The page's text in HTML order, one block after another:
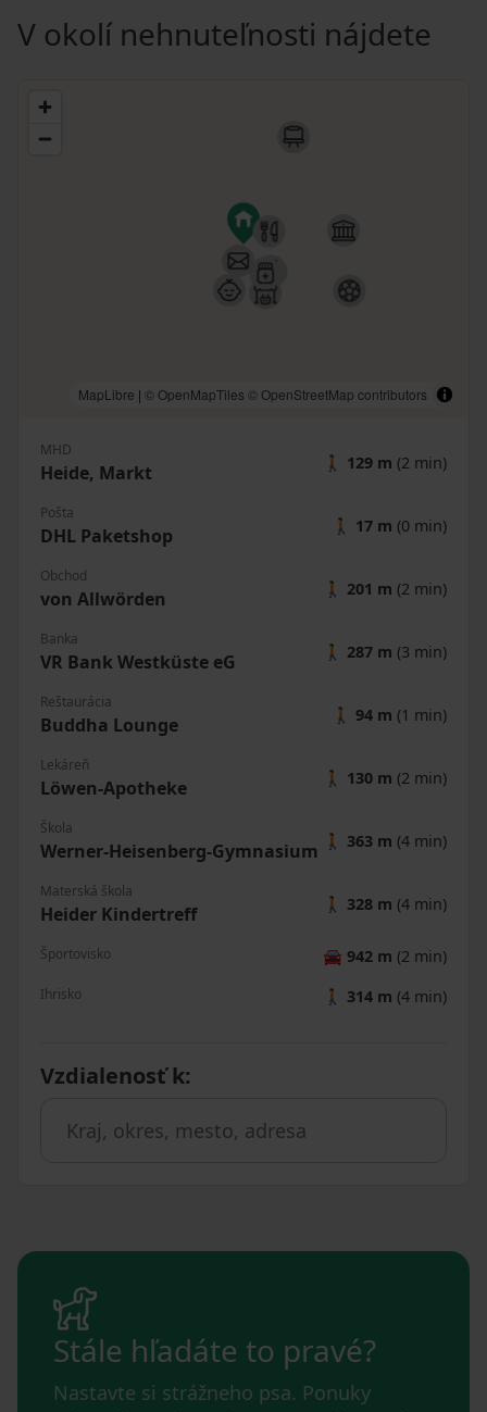
V okolí nehnuteľnosti nájdete
MapLibre | © OpenMapTiles © OpenStreetMap contributors
MHD
Heide, Markt 🚶 129 m (2 min)
Pošta
DHL Paketshop 🚶 17 m (0 min)
Obchod
von Allwörden 🚶 201 m (2 min)
Banka
VR Bank Westküste eG 🚶 287 m (3 min)
Reštaurácia
Buddha Lounge 🚶 94 m (1 min)
Lekáreň
Löwen-Apotheke 🚶 130 m (2 min)
Škola
Werner-Heisenberg-Gymnasium 🚶 363 m (4 min)
Materská škola
Heider Kindertreff 🚶 328 m (4 min)
Športovisko 🚘 942 m (2 min)
Ihrisko 🚶 314 m (4 min)
Vzdialenosť k:
Stále hľadáte to pravé?
Nastavte si strážneho psa. Ponuky